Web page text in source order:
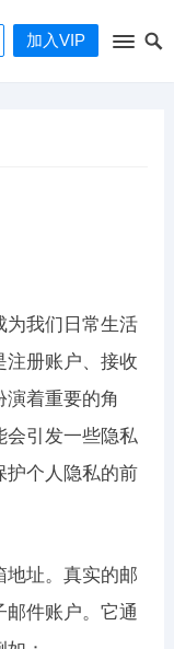
加入VIP
为我们日常生活
注册账户、接收
演着重要的角
会引发一些隐私
护个人隐私的前
地址。真实的邮
件账户。它通